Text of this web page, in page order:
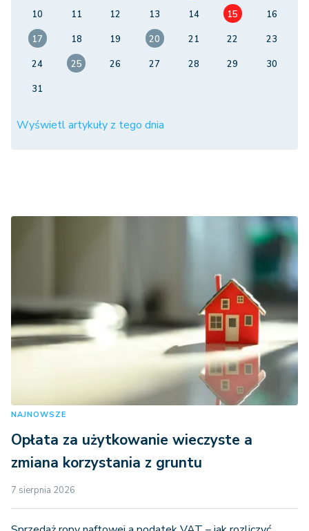
10
11 12 13 14 15
16
17
18 19 20 21 22
23
24
25 26 27 28 29
30
31
Wyświetl artykuły z tego dnia
NAJNOWSZE
Opłata za użytkowanie wieczyste a
zmiana korzystania z gruntu
7 sierpnia 2026